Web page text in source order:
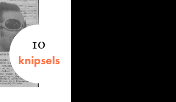
10
knipsels